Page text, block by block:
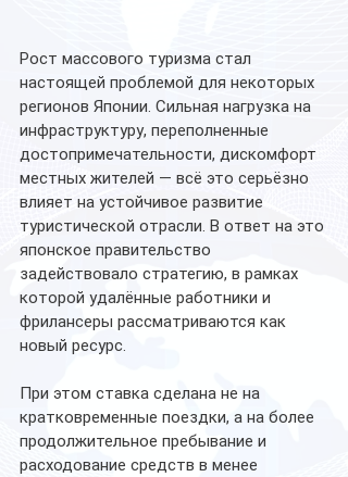
Рост массового туризма стал
настоящей проблемой для некоторых
регионов Японии. Сильная нагрузка на
инфраструктуру, переполненные
достопримечательности, дискомфорт
местных жителей — всё это серьёзно
влияет на устойчивое развитие
туристической отрасли. В ответ на это
японское правительство
задействовало стратегию, в рамках
которой удалённые работники и
фрилансеры рассматриваются как
новый ресурс.
При этом ставка сделана не на
кратковременные поездки, а на более
продолжительное пребывание и
расходование средств в менее